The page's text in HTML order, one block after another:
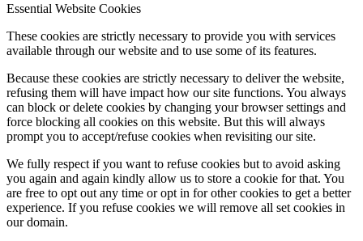
Essential Website Cookies
These cookies are strictly necessary to provide you with services
available through our website and to use some of its features.
Because these cookies are strictly necessary to deliver the website,
refusing them will have impact how our site functions. You always
can block or delete cookies by changing your browser settings and
force blocking all cookies on this website. But this will always
prompt you to accept/refuse cookies when revisiting our site.
We fully respect if you want to refuse cookies but to avoid asking
you again and again kindly allow us to store a cookie for that. You
are free to opt out any time or opt in for other cookies to get a better
experience. If you refuse cookies we will remove all set cookies in
our domain.